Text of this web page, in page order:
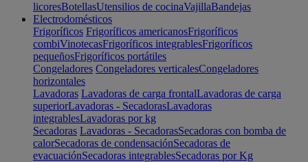
licoresBotellasUtensilios de cocinaVajillaBandejas
Electrodomésticos
Frigoríficos Frigoríficos americanosFrigoríficos
combiVinotecasFrigoríficos integrablesFrigoríficos
pequeñosFrigoríficos portátiles
Congeladores Congeladores verticalesCongeladores
horizontales
Lavadoras Lavadoras de carga frontalLavadoras de carga
superiorLavadoras - SecadorasLavadoras
integrablesLavadoras por kg
Secadoras Lavadoras - SecadorasSecadoras con bomba de
calorSecadoras de condensaciónSecadoras de
evacuaciónSecadoras integrablesSecadoras por Kg